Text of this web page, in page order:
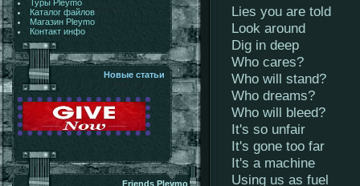
Туры Pleymo
Каталог файлов
Магазин Pleymo
Контакт инфо
Новые статьи
Friends Pleymo
Lies you are told
Look around
Dig in deep
Who cares?
Who will stand?
Who dreams?
Who will bleed?
It's so unfair
It's gone too far
It's a machine
Using us as fuel